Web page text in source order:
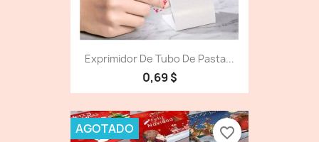
Exprimidor De Tubo De Pasta...
0,69 $
AGOTADO favorite_border